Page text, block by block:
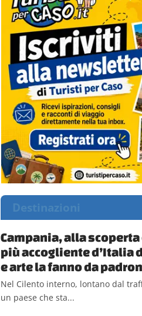
Destinazioni
Campania, alla
più accogliente d’Italia
e arte la fanno da
Nel Cilento interno, lontano dal
un paese che sta...